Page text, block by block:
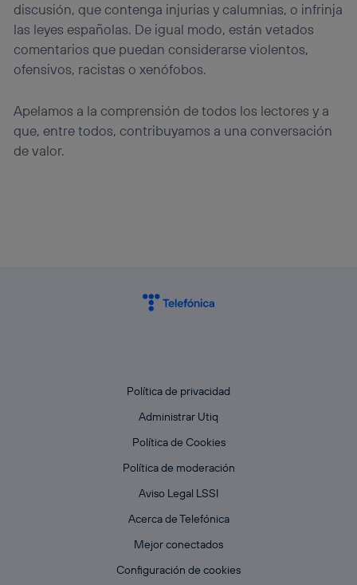
discusión, que contenga injurias y calumnias, o infrinja
las leyes españolas. De igual modo, están vetados
comentarios que puedan considerarse violentos,
ofensivos, racistas o xenófobos.
Apelamos a la comprensión de todos los lectores y a
que, entre todos, contribuyamos a una conversación
de valor.
Política de privacidad
Administrar Utiq
Política de Cookies
Política de moderación
Aviso Legal LSSI
Acerca de Telefónica
Mejor conectados
Configuración de cookies